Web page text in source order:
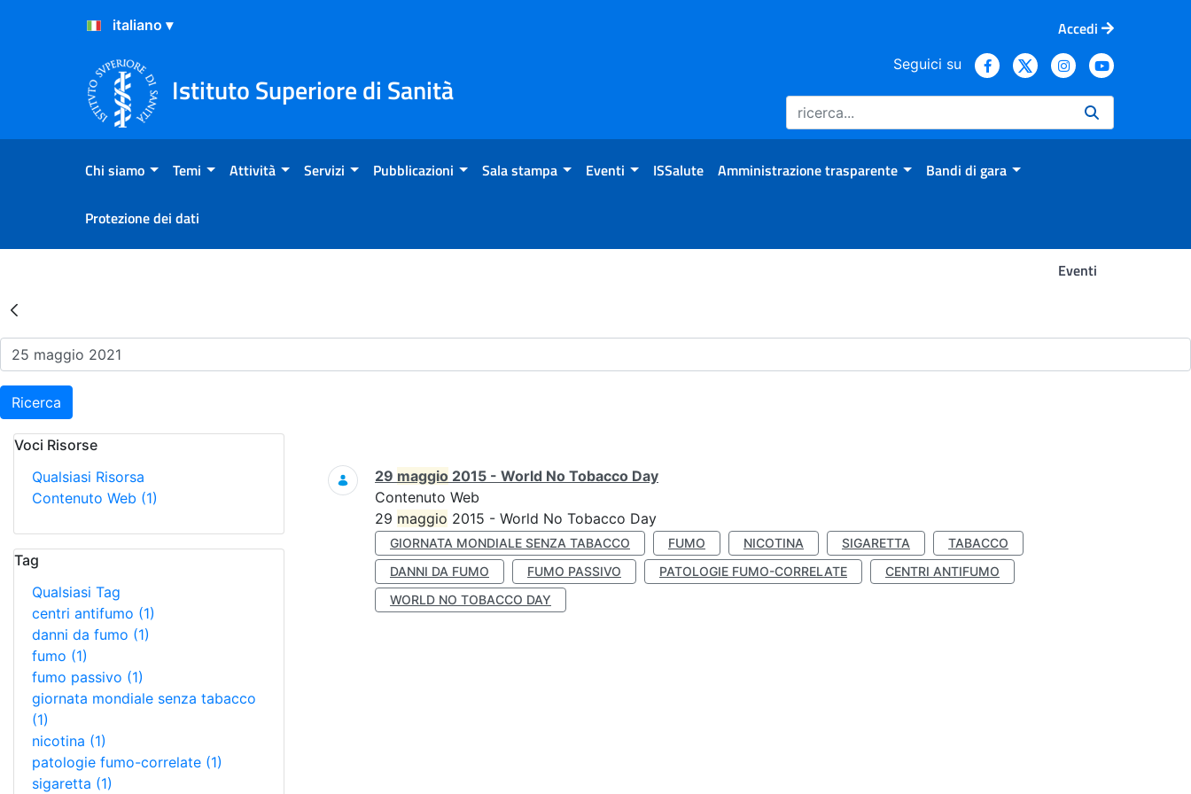
Salta al Contenuto
Salta al Footer
Accedi
Istituto Superiore di Sanità
Seguici su
Chi siamo Temi Attività Servizi Pubblicazioni Sala stampa Eventi ISSalute Amministrazione trasparente Bandi di gara
Protezione dei dati
Eventi
Risultati della Ricerca - Eventi
Ricerca
Voci Risorse
Qualsiasi Risorsa
Contenuto Web (1)
Tag
Qualsiasi Tag
centri antifumo (1)
danni da fumo (1)
fumo (1)
fumo passivo (1)
giornata mondiale senza tabacco
(1)
nicotina (1)
patologie fumo-correlate (1)
sigaretta (1)
Ricerca
29 maggio 2015 - World No Tobacco Day
Contenuto Web
29 maggio 2015 - World No Tobacco Day
GIORNATA MONDIALE SENZA TABACCO FUMO NICOTINA SIGARETTA
TABACCO
DANNI DA FUMO
FUMO PASSIVO PATOLOGIE FUMO-CORRELATE
CENTRI ANTIFUMO
WORLD NO TOBACCO DAY